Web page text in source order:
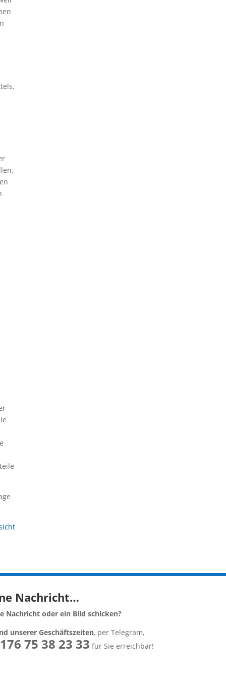
Nachricht…
Nachricht oder ein Bild schicken?
unserer Geschäftszeiten, per Telegram,
75 38 23 33 für Sie erreichbar!